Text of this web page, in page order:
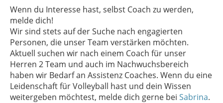
Wenn du Interesse hast, selbst Coach zu werden,
melde dich!
Wir sind stets auf der Suche nach engagierten
Personen, die unser Team verstärken möchten.
Aktuell suchen wir nach einem Coach für unser
Herren 2 Team und auch im Nachwuchsbereich
haben wir Bedarf an Assistenz Coaches. Wenn du eine
Leidenschaft für Volleyball hast und dein Wissen
weitergeben möchtest, melde dich gerne bei Sabrina.